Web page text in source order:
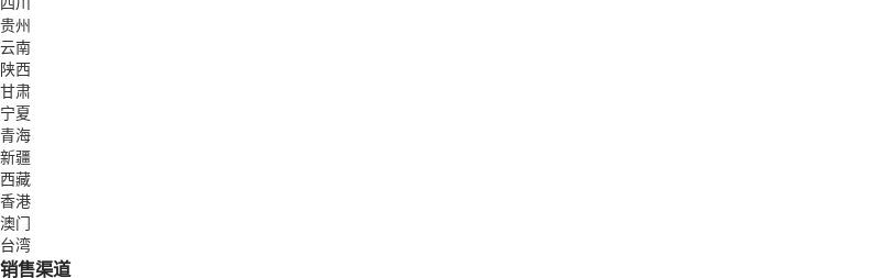
贵州
云南
陕西
甘肃
宁夏
青海
新疆
西藏
香港
澳门
台湾
销售渠道